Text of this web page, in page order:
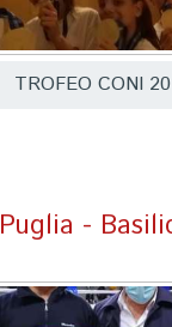
TROFEO CONI
Puglia -